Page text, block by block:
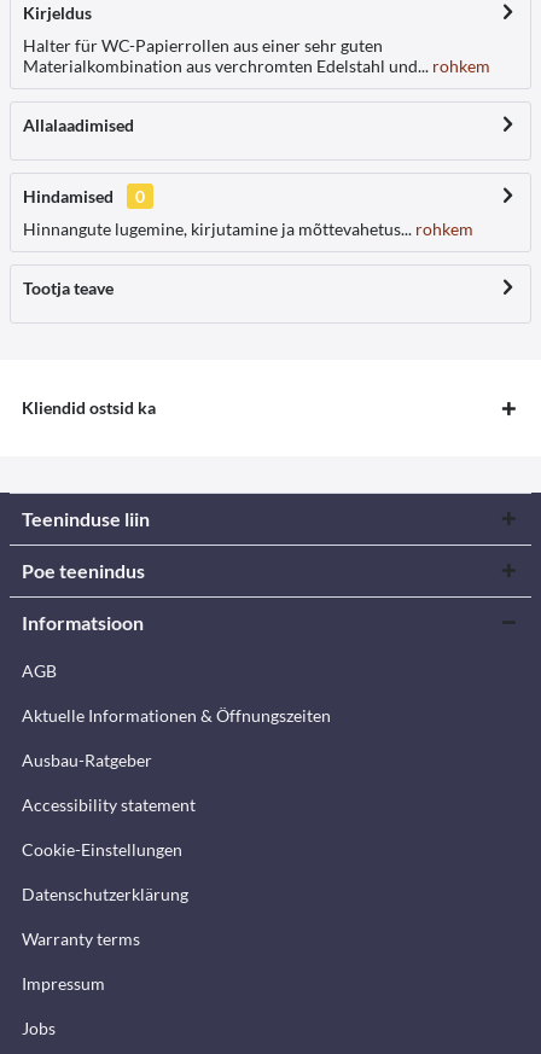
Kirjeldus
Halter für WC-Papierrollen aus einer sehr guten
Materialkombination aus verchromten Edelstahl und... rohkem
Allalaadimised
Hindamised
0
Hinnangute lugemine, kirjutamine ja mõttevahetus... rohkem
Tootja teave
Kliendid ostsid ka
Teeninduse liin
Poe teenindus
Informatsioon
AGB
Aktuelle Informationen & Öffnungszeiten
Ausbau-Ratgeber
Accessibility statement
Cookie-Einstellungen
Datenschutzerklärung
Warranty terms
Impressum
Jobs